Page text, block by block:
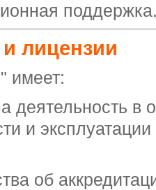
лицензии
имеет:
деятельность в
и
об